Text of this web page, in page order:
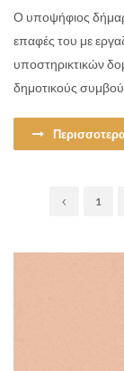
Ο υποψήφιος
επαφές του με
υποστηρικτικών
δημοτικούς
1